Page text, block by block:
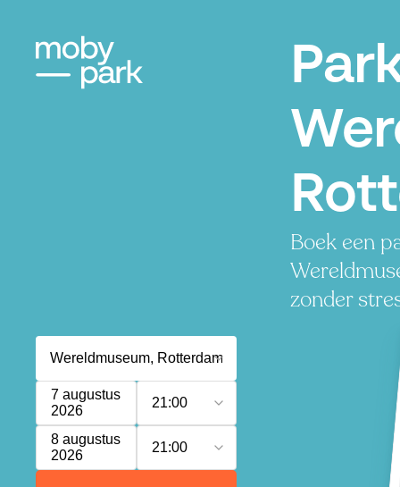
Boek een
zonder
7 augustus
2026
21:00
8 augustus
2026
21:00